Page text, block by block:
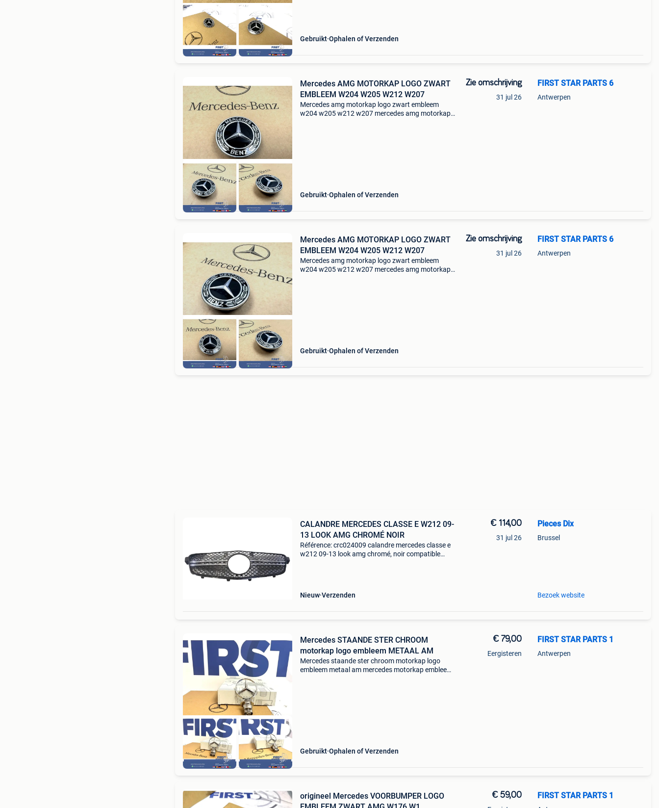
Gebruikt Ophalen of Verzenden
Mercedes AMG MOTORKAP LOGO ZWART
EMBLEEM W204 W205 W212 W207
Mercedes amg motorkap logo zwart embleem
w204 w205 w212 w207 mercedes amg motorkap
Gebruikt Ophalen of Verzenden
Zie omschrijving
31 jul 26
FIRST STAR PARTS 6
Antwerpen
Mercedes AMG MOTORKAP LOGO ZWART
EMBLEEM W204 W205 W212 W207
Mercedes amg motorkap logo zwart embleem
w204 w205 w212 w207 mercedes amg motorkap
Gebruikt Ophalen of Verzenden
Zie omschrijving
31 jul 26
FIRST STAR PARTS 6
Antwerpen
CALANDRE MERCEDES CLASSE E W212 09-
13 LOOK AMG CHROMÉ NOIR
Référence: crc024009 calandre mercedes classe e
w212 09-13 look amg chromé, noir compatible
Nieuw Verzenden
€ 114,00
31 jul 26
Pieces Dix
Brussel
Bezoek website
Mercedes STAANDE STER CHROOM
motorkap logo embleem METAAL AM
Mercedes staande ster chroom motorkap logo
embleem metaal am mercedes motorkap embleem
Gebruikt Ophalen of Verzenden
€ 79,00
Eergisteren
FIRST STAR PARTS 1
Antwerpen
origineel Mercedes VOORBUMPER LOGO
€ 59,00 FIRST STAR PARTS 1